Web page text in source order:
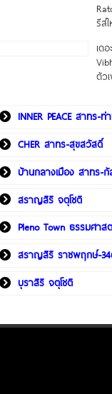
รีส์
เด
ตัว
INNER PEACE สาทร-ท่
CHER สาทร-สุขสวัสดิ์
บ้านกลางเมือง สาทร-
สราญสิริ จตุโชติ
Pleno Town ธรรมศาส
สราญสิริ ราชพฤกษ์-
บุราสิริ จตุโชติ